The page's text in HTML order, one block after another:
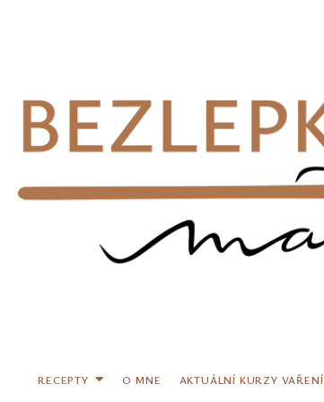
RECEPTY O MNE AKTUÁLNÍ KURZY VAŘENÍ